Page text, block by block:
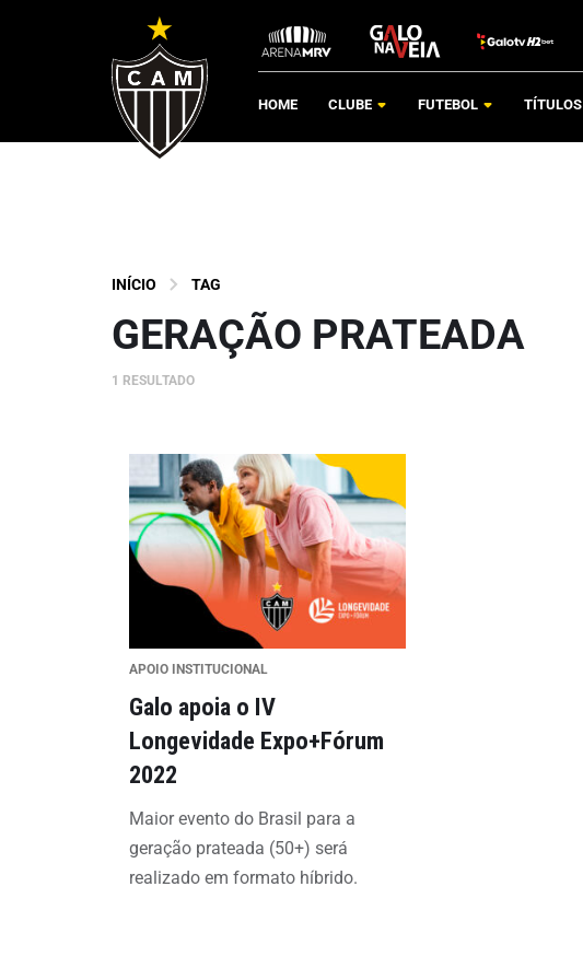
HOME CLUBE FUTEBOL TÍTULOS
INÍCIO TAG
GERAÇÃO PRATEADA
1 RESULTADO
APOIO INSTITUCIONAL
Galo apoia o IV
Longevidade Expo+Fórum
2022
Maior evento do Brasil para a
geração prateada (50+) será
realizado em formato híbrido.